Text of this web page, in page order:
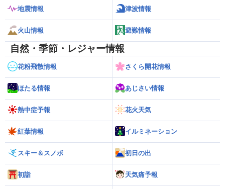
地震情報 津波情報
火山情報 避難情報
自然・季節・レジャー情報
花粉飛散情報 さくら開花情報
ほたる情報 あじさい情報
熱中症予報 花火天気
紅葉情報 イルミネーション
スキー＆スノボ 初日の出
初詣 天気痛予報